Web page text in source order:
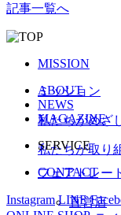
記事一覧へ
MISSION
ミッション
私たちがめざ
私たちが取り
ABOUT
NEWS
MAGAZINE
SERVICE
フェアトレー
直営店
CONTACT
Instagram LINE